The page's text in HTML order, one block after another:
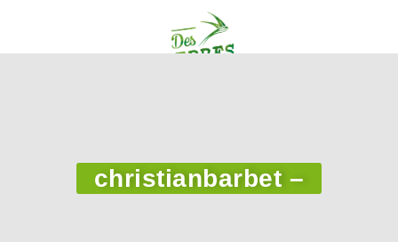
christianbarbet –